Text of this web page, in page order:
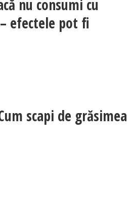
nu consumi cu
efectele pot fi
scapi de grăsimea